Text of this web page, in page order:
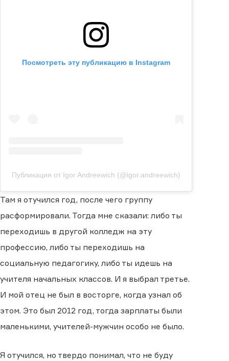
Посмотреть эту публикацию в Instagram
Публикация от Igor Andreewich (@igor.andreewich)
Там я отучился год, после чего группу
расформировали. Тогда мне сказали: либо ты
переходишь в другой колледж на эту
профессию, либо ты переходишь на
социальную педагогику, либо ты идешь на
учителя начальных классов. И я выбрал третье.
И мой отец не был в восторге, когда узнал об
этом. Это был 2012 год, тогда зарплаты были
маленькими, учителей-мужчин особо не было.
Я отучился, но твердо понимал, что не буду